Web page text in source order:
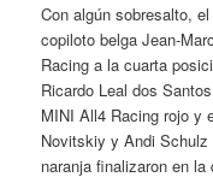
Con algún sobresalto,
copiloto belga Jean-
Racing a la cuarta
Ricardo Leal dos
MINI All4 Racing rojo y
Novitskiy y Andi
naranja finalizaron en